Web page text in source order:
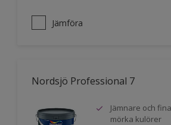
Jämföra
Nordsjö Professional 7
Jämnare och
mörka kulörer